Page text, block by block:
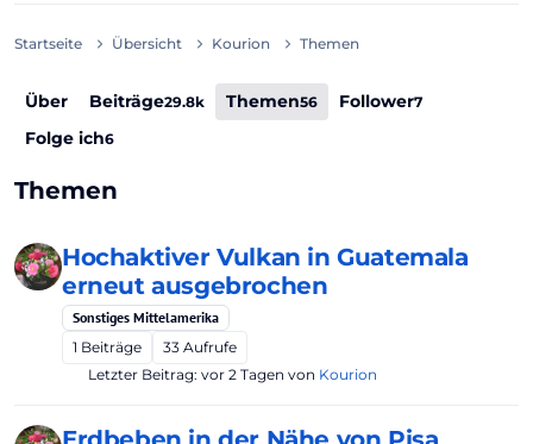
Startseite Übersicht Kourion Themen
Über Beiträge29.8k Themen56 Follower7
Folge ich6
Themen
Hochaktiver Vulkan in Guatemala
erneut ausgebrochen
Sonstiges Mittelamerika
1 Beiträge 33 Aufrufe
Letzter Beitrag: vor 2 Tagen von Kourion